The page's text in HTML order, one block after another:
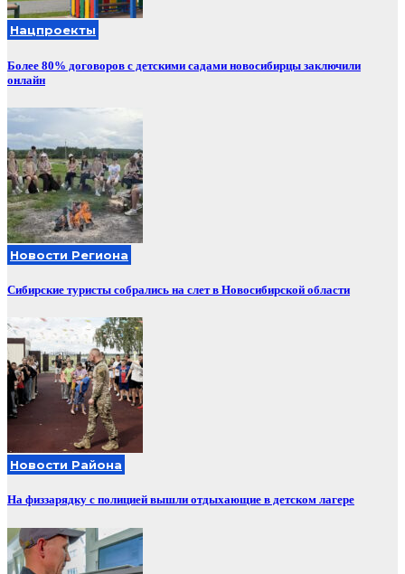
Нацпроекты
Более 80% договоров с детскими садами новосибирцы заключили
онлайн
Новости Региона
Сибирские туристы собрались на слет в Новосибирской области
Новости Района
На физзарядку с полицией вышли отдыхающие в детском лагере